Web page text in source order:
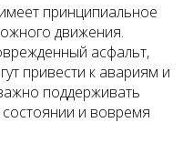
принципиальное
движения.
асфальт,
привести к авариям и
поддерживать
и вовремя